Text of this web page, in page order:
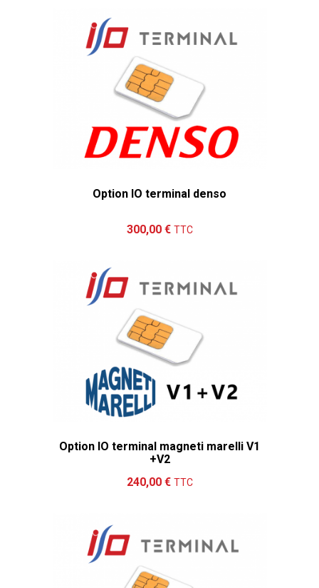
Option IO terminal denso
300,00 € TTC
Option IO terminal magneti marelli V1
+V2
240,00 € TTC